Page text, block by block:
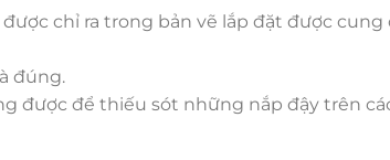
chỉ ra trong bản vẽ lắp đặt được cung
đúng.
được để thiếu sót những nắp đậy trên